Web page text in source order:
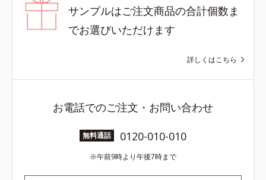
サンプルはご注文商品の合計個数ま
でお選びいただけます
詳しくはこちら
お電話でのご注文・お問い合わせ
無料通話 0120-010-010
午前9時より午後7時まで